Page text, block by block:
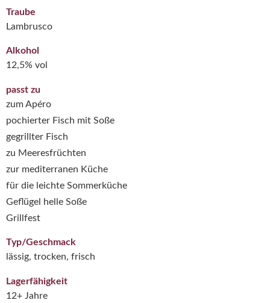
Traube
Lambrusco
Alkohol
12,5% vol
passt zu
zum Apéro
pochierter Fisch mit Soße
gegrillter Fisch
zu Meeresfrüchten
zur mediterranen Küche
für die leichte Sommerküche
Geflügel helle Soße
Grillfest
Typ/Geschmack
lässig, trocken, frisch
Lagerfähigkeit
12+ Jahre